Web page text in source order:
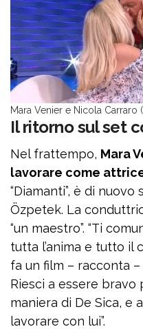
Mara Venier e Nicola Carraro
Il ritorno sul set
Nel frattempo, Mara
lavorare come
“Diamanti”, è di
Özpetek. La
“un maestro”. “Ti
tutta l’anima e tutto il
fa un film – racconta
Riesci a essere bravo
maniera di De Sica, e
lavorare con lui”.